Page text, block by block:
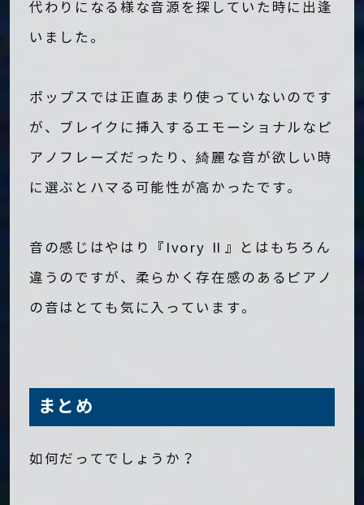
代わりになる様な音源を探していた時に出逢
いました。
ポップスでは正直あまり使っていないのです
が、ブレイクに挿入するエモーショナルなピ
アノフレーズだったり、綺麗な音が欲しい時
に選ぶとハマる可能性が高かったです。
音の感じはやはり『Ivory Ⅱ』とはもちろん
違うのですが、柔らかく存在感のあるピアノ
の音はとても気に入っています。
まとめ
如何だってでしょうか？